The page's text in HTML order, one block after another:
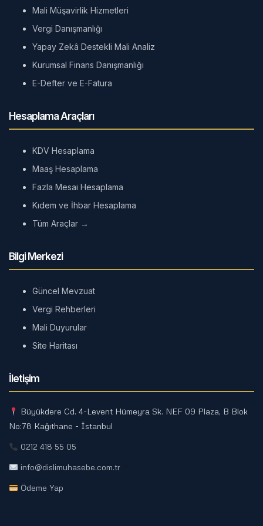
Mali Müşavirlik Hizmetleri
Vergi Danışmanlığı
Yapay Zekâ Destekli Mali Analiz
Kurumsal Finans Danışmanlığı
E-Defter ve E-Fatura
Hesaplama Araçları
KDV Hesaplama
Maaş Hesaplama
Fazla Mesai Hesaplama
Kıdem ve İhbar Hesaplama
Tüm Araçlar →
Bilgi Merkezi
Güncel Mevzuat
Vergi Rehberleri
Mali Duyurular
Site Haritası
İletişim
Büyükdere Cd. 4-Levent Hümeyra Sk. NEF 09 Plaza, B Blok
No:78 Kağıthane - İstanbul
0212 418 55 05
info@dislimuhasebe.com.tr
Ödeme Yap